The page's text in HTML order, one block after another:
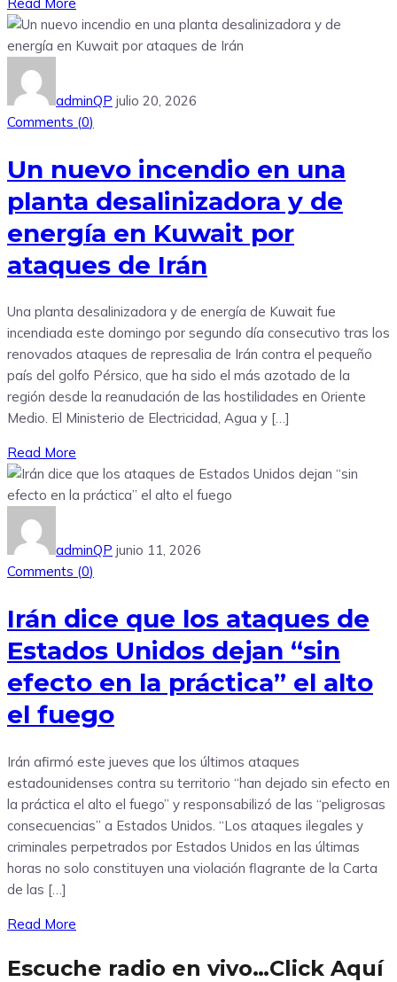
adminQP julio 20, 2026
Comments (0)
Un nuevo incendio en una
planta desalinizadora y de
energía en Kuwait por
ataques de Irán
Una planta desalinizadora y de energía de Kuwait fue
incendiada este domingo por segundo día consecutivo tras los
renovados ataques de represalia de Irán contra el pequeño
país del golfo Pérsico, que ha sido el más azotado de la
región desde la reanudación de las hostilidades en Oriente
Medio. El Ministerio de Electricidad, Agua y […]
Read More
adminQP junio 11, 2026
Comments (0)
Irán dice que los ataques de
Estados Unidos dejan “sin
efecto en la práctica” el alto
el fuego
Irán afirmó este jueves que los últimos ataques
estadounidenses contra su territorio “han dejado sin efecto en
la práctica el alto el fuego” y responsabilizó de las “peligrosas
consecuencias” a Estados Unidos. “Los ataques ilegales y
criminales perpetrados por Estados Unidos en las últimas
horas no solo constituyen una violación flagrante de la Carta
de las […]
Read More
Escuche radio en vivo…Click Aquí